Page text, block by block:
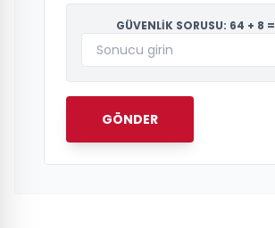
GÜVENLİK SORUSU: 64 + 8
GÖNDER